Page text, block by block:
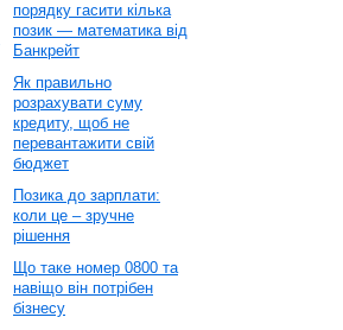
порядку гасити кілька
позик — математика від
Банкрейт
Як правильно
розрахувати суму
кредиту, щоб не
перевантажити свій
бюджет
Позика до зарплати:
коли це – зручне
рішення
Що таке номер 0800 та
навіщо він потрібен
бізнесу